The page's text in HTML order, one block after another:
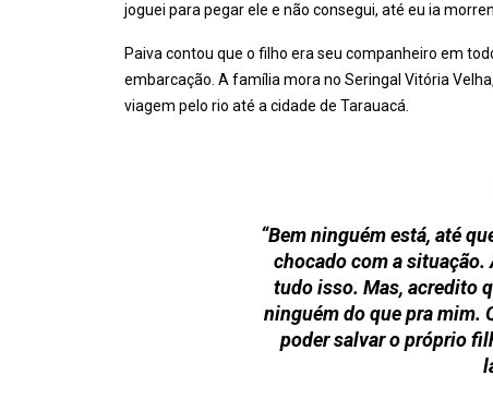
joguei para pegar ele e não consegui, até eu ia
Paiva contou que o filho era seu companheiro em
embarcação. A família mora no Seringal Vitória
viagem pelo rio até a cidade de Tarauacá.
“Bem ninguém está, até
chocado com a situação.
tudo isso. Mas, acredito
ninguém do que pra mim.
poder salvar o próprio